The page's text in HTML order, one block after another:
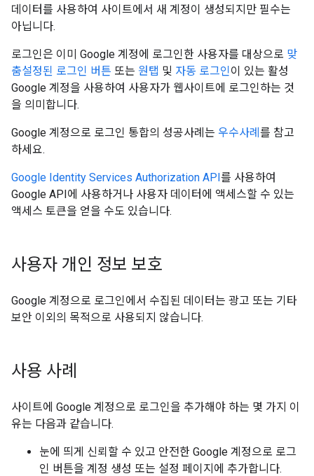
데이터를 사용하여 사이트에서 새 계정이 생성되지만 필수는
아닙니다.
로그인은 이미 Google 계정에 로그인한 사용자를 대상으로 맞
춤설정된 로그인 버튼 또는 원탭 및 자동 로그인이 있는 활성
Google 계정을 사용하여 사용자가 웹사이트에 로그인하는 것
을 의미합니다.
Google 계정으로 로그인 통합의 성공사례는 우수사례 를 참고
하세요.
Google Identity Services Authorization API를 사용하여
Google API에 사용하거나 사용자 데이터에 액세스할 수 있는
액세스 토큰을 얻을 수도 있습니다.
사용자 개인 정보 보호
Google 계정으로 로그인에서 수집된 데이터는 광고 또는 기타
보안 이외의 목적으로 사용되지 않습니다.
사용 사례
사이트에 Google 계정으로 로그인을 추가해야 하는 몇 가지 이
유는 다음과 같습니다.
눈에 띄게 신뢰할 수 있고 안전한 Google 계정으로 로그
인 버튼을 계정 생성 또는 설정 페이지에 추가합니다.